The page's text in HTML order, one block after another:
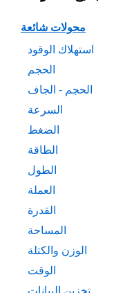
محولات شائعة
استهلاك الوقود
الحجم
الحجم - الجاف
السرعة
الضغط
الطاقة
الطول
العملة
القدرة
المساحة
الوزن والكتلة
الوقت